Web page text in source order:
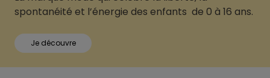
spontanéité et l’énergie des enfants de 0 à 16 ans.
Je découvre